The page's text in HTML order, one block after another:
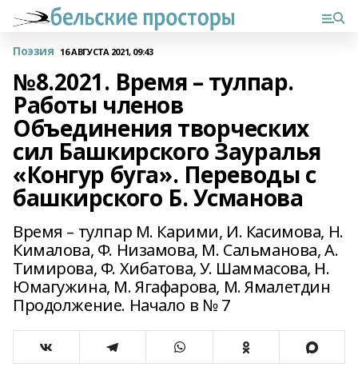
Поэзия 16 АВГУСТА 2021, 09:43
№8.2021. Время – тулпар.
Работы членов
Объединения творческих
сил Башкирского Зауралья
«Конгур буга». Переводы с
башкирского Б. Усманова
Время – тулпар М. Карими, И. Касимова, Н.
Кималова, Ф. Низамова, М. Сальманова, А.
Тимирова, Ф. Хибатова, У. Шаммасова, Н.
Юмагужина, М. Ягафарова, М. Ямалетдин
Продолжение. Начало в № 7